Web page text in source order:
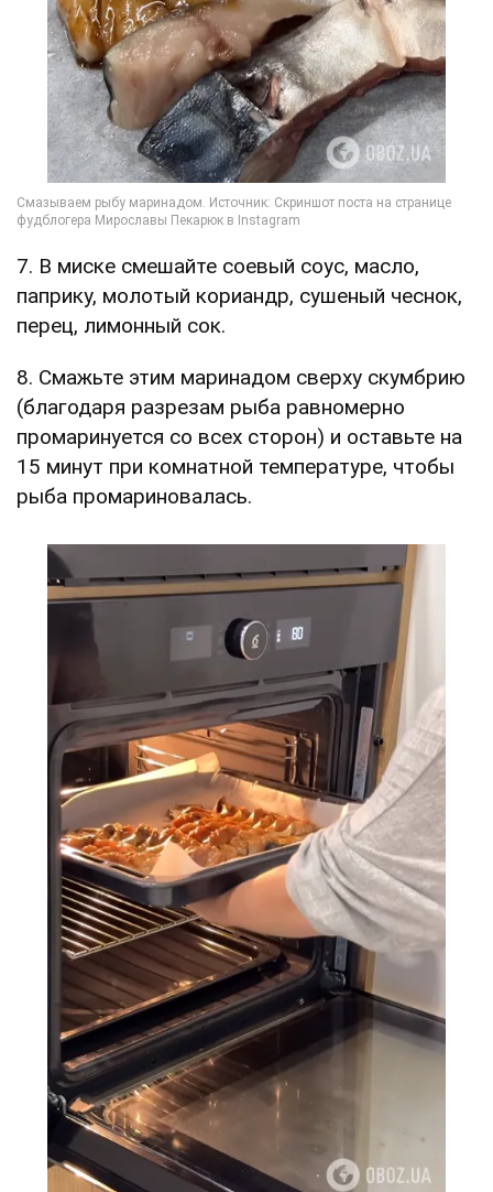
7. В миске смешайте соевый соус, масло,
паприку, молотый кориандр, сушеный чеснок,
перец, лимонный сок.
8. Смажьте этим маринадом сверху скумбрию
(благодаря разрезам рыба равномерно
промаринуется со всех сторон) и оставьте на
15 минут при комнатной температуре, чтобы
рыба промариновалась.